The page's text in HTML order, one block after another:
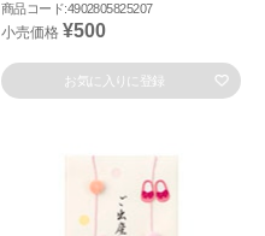
商品コード:4902805825207
小売価格 ¥500
お気に入りに登録